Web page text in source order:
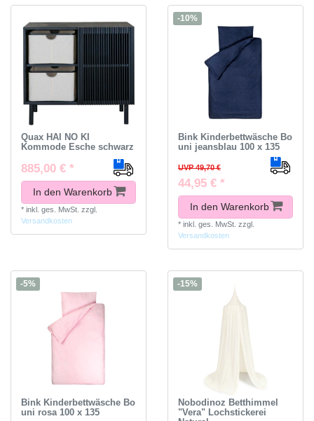
Quax HAI NO KI
Kommode Esche schwarz
885,00 € *
In den Warenkorb
* inkl. ges. MwSt. zzgl.
Versandkosten
-10%
Bink Kinderbettwäsche Bo
uni jeansblau 100 x 135
UVP 49,70 €
44,95 € *
In den Warenkorb
* inkl. ges. MwSt. zzgl.
Versandkosten
-5%
Bink Kinderbettwäsche Bo
uni rosa 100 x 135
-15%
Nobodinoz Betthimmel
"Vera" Lochstickerei